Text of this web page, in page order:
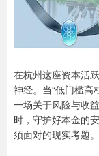
在杭州这座资本活
神经。当“低门槛高
一场关于风险与收
时，守护好本金的
须面对的现实考题。